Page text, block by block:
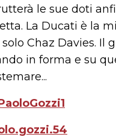
le sue doti
La Ducati è la
Chaz Davies. Il
in forma e su